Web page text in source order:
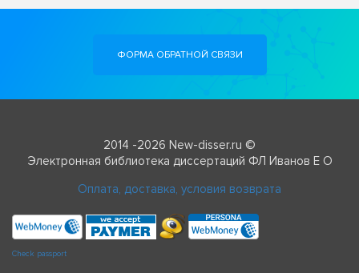
ФОРМА ОБРАТНОЙ СВЯЗИ
2014 -2026 New-disser.ru ©
Электронная библиотека диссертаций ФЛ Иванов Е О
Оплата, доставка, условия возврата
Check passport